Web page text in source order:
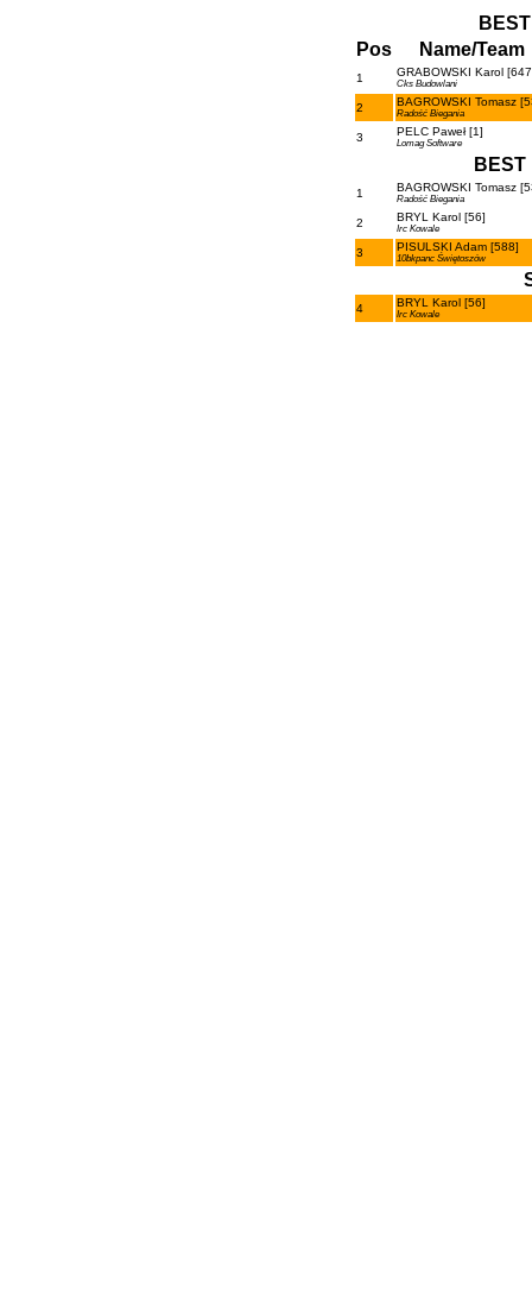
Pos
Name/Team
1 GRABOWSKI Karol
Cks Budowlani
2 BAGROWSKI Tomasz
Radość Biegania
3 PELC Paweł [1]
Lomag Software
BEST
1 BAGROWSKI Tomasz
Radość Biegania
2 BRYL Karol [56]
Irc Kowale
3 PISULSKI Adam [588]
10bkpanc Świętoszów
4 BRYL Karol [56]
Irc Kowale